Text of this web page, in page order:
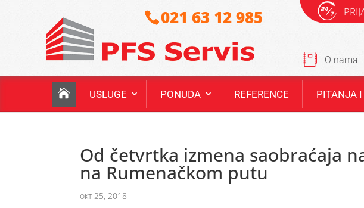
021 63 12 985
O nama
USLUGE PONUDA REFERENCE PITANJA I
Od četvrtka izmena saobraćaja
na Rumenačkom putu
окт 25, 2018